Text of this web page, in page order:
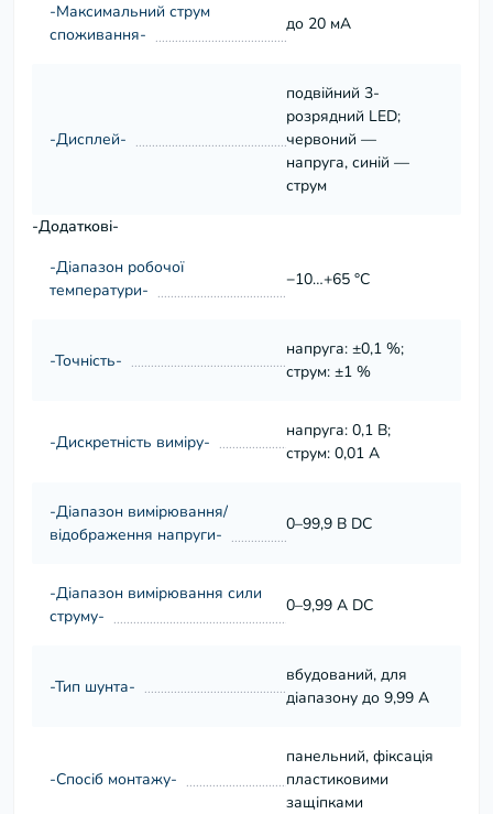
-Максимальний струм
споживання-
до 20 мА
-Дисплей-
подвійний 3-
розрядний LED;
червоний —
напруга, синій —
струм
-Додаткові-
-Діапазон робочої
температури-
−10…+65 °C
-Точність-
напруга: ±0,1 %;
струм: ±1 %
-Дискретність виміру-
напруга: 0,1 В;
струм: 0,01 А
-Діапазон вимірювання/
відображення напруги-
0–99,9 В DC
-Діапазон вимірювання сили
струму-
0–9,99 А DC
-Тип шунта-
вбудований, для
діапазону до 9,99 А
-Спосіб монтажу-
панельний, фіксація
пластиковими
защіпками